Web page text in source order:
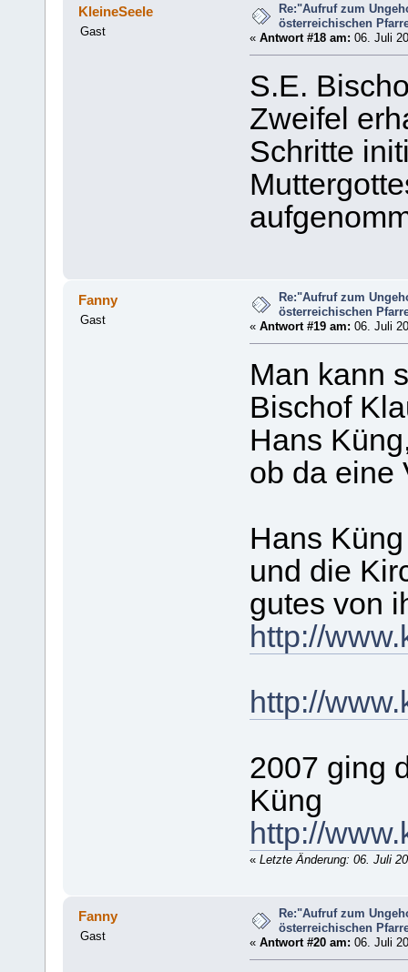
KleineSeele
Gast
Re:"Aufruf zum
österreichischen
« Antwort #18 am: 06. Juli
S.E.
Zweifel
Schritte
Fanny
Gast
Re:"Aufruf zum
österreichischen
« Antwort #19 am: 06. Juli
Man kann
Bischof
Hans
ob da eine
Hans
und die
gutes von
http://
http://
2007 ging
Küng
http://
« Letzte Änderung: 06. Juli
Fanny
Gast
Re:"Aufruf zum
österreichischen
« Antwort #20 am: 06. Juli